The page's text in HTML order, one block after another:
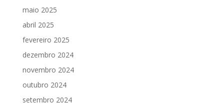
maio 2025
abril 2025
fevereiro 2025
dezembro 2024
novembro 2024
outubro 2024
setembro 2024